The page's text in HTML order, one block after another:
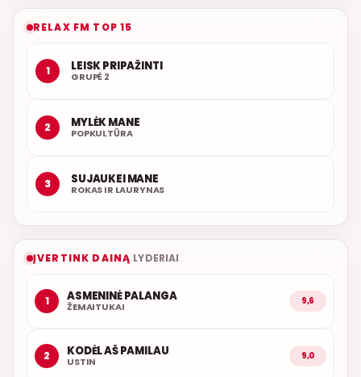
RELAX FM TOP 15
1 LEISK PRIPAŽINTI
GRUPĖ 2
2 MYLĖK MANE
POPKULTŪRA
3 SUJAUKEI MANE
ROKAS IR LAURYNAS
ĮVERTINK DAINĄ LYDERIAI
1 ASMENINĖ PALANGA
ŽEMAITUKAI 9,6
2 KODĖL AŠ PAMILAU
USTIN 9,0